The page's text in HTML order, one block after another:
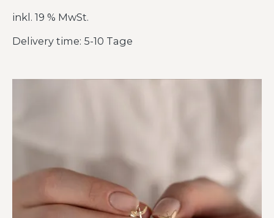
inkl. 19 % MwSt.
Delivery time: 5-10 Tage